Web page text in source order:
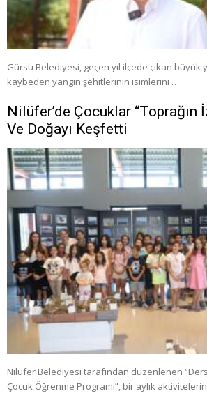
Gürsu Belediyesi, geçen yıl ilçede çıkan büyük
kaybeden yangın şehitlerinin isimlerini …
Nilüfer’de Çocuklar “Toprağın
Ve Doğayı Keşfetti
Nilüfer Belediyesi tarafından düzenlenen
Çocuk Öğrenme Programı”, bir aylık